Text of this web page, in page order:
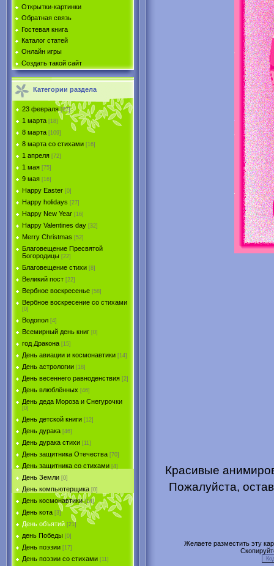
Открытки-картинки
Обратная связь
Гостевая книга
Каталог статей
Онлайн игры
Создать такой сайт
Категории раздела
23 февраля [67]
1 марта [18]
8 марта [109]
8 марта со стихами [16]
1 апреля [72]
1 мая [75]
9 мая [16]
Happy Easter [0]
Happy holidays [27]
Happy New Year [16]
Happy Valentines day [32]
Merry Christmas [52]
Благовещение Пресвятой
Богородицы [22]
Благовещение стихи [8]
Великий пост [22]
Вербное воскресенье [58]
Вербное воскресение со стихами
[0]
Водопол [4]
Всемирный день книг [0]
год Дракона [15]
День авиации и космонавтики [14]
День астрологии [18]
День весеннего равноденствия [2]
День влюблённых [46]
День деда Мороза и Снегурочки
[0]
День детской книги [12]
День дурака [46]
День дурака стихи [11]
День защитника Отечества [70]
День защитника со стихами [4]
День Земли [0]
День компьютерщика [0]
День космонавтики [14]
День кота [3]
День объятий [21]
день Победы [0]
День поэзии [17]
День поэзии со стихами [11]
Красивые
Пожалуйста,
Желаете разместить эту